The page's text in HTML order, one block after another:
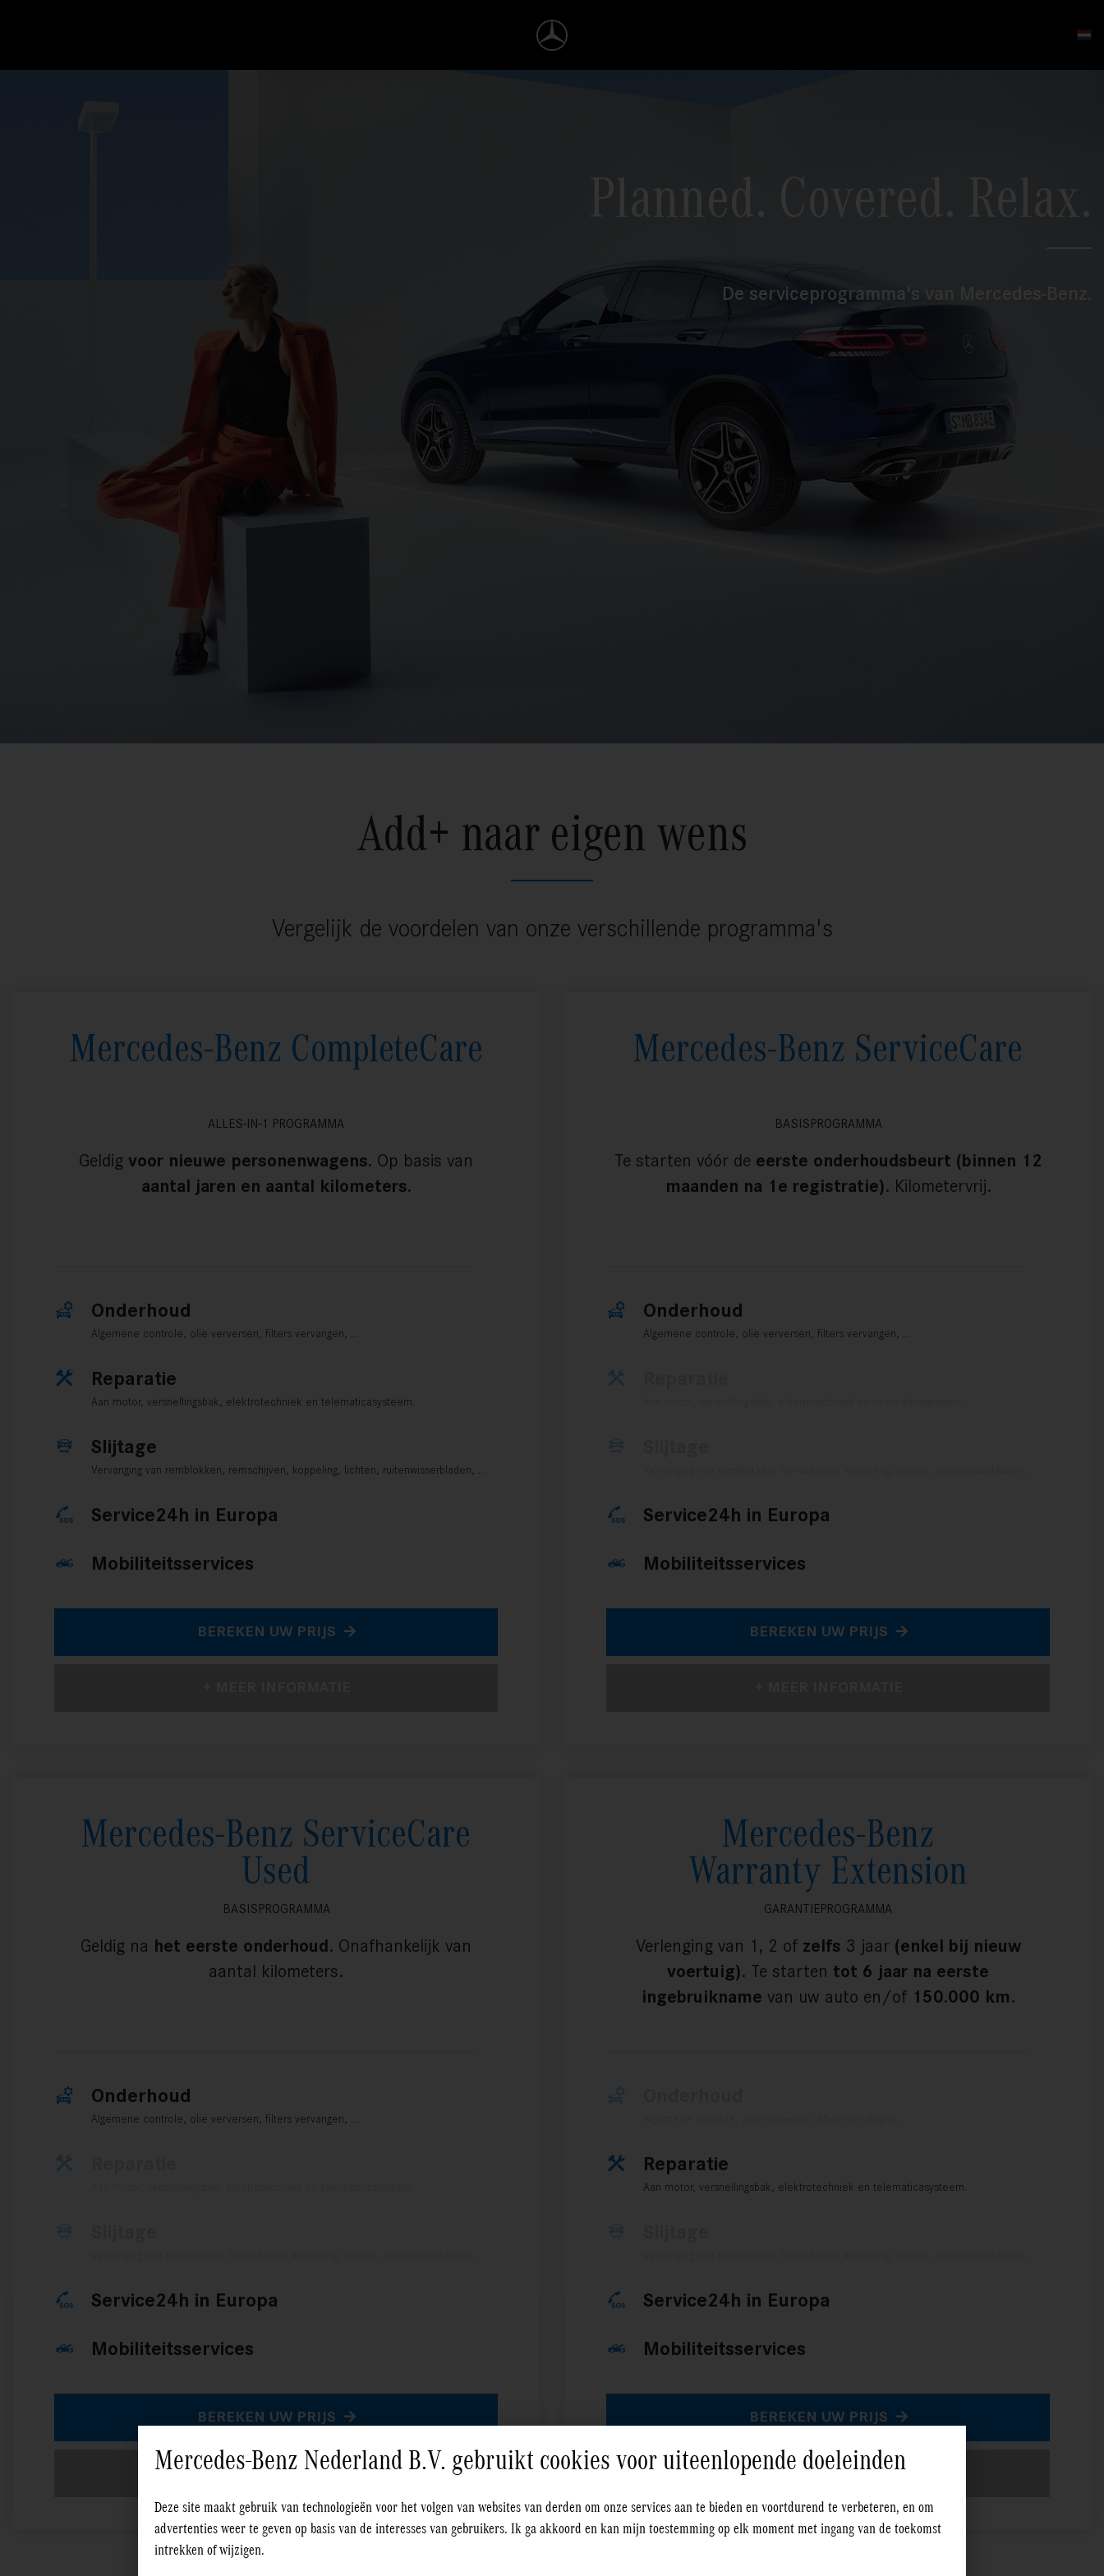
De serviceprogramma's van Mercedes-Benz.
Add+ naar eigen wens
Vergelijk de voordelen van onze verschillende programma's
Mercedes-Benz CompleteCare
ALLES-IN-1 PROGRAMMA
Geldig voor nieuwe personenwagens. Op basis van
aantal jaren en aantal kilometers.
Onderhoud
Algemene controle, olie verversen, filters vervangen, …
Reparatie
Aan motor, versnellingsbak, elektrotechniek en telematicasysteem.
Slijtage
Vervanging van remblokken, remschijven, koppeling, lichten, ruitenwisserbladen, …
Service24h in Europa
Mobiliteitsservices
BEREKEN UW PRIJS
Mercedes-Benz ServiceCare
BASISPROGRAMMA
Te starten vóór de eerste onderhoudsbeurt (binnen 12
maanden na 1e registratie). Kilometervrij.
Onderhoud
Algemene controle, olie verversen, filters vervangen, …
Service24h in Europa
Mobiliteitsservices
BEREKEN UW PRIJS
Mercedes-Benz ServiceCare
Used
BASISPROGRAMMA
Geldig na het eerste onderhoud. Onafhankelijk van
aantal kilometers.
Onderhoud
Algemene controle, olie verversen, filters vervangen, …
Service24h in Europa
Mobiliteitsservices
BEREKEN UW PRIJS
+ MEER INFORMATIE
Mercedes-Benz
Warranty Extension
GARANTIEPROGRAMMA
Verlenging van 1, 2 of zelfs 3 jaar (enkel bij nieuw
voertuig). Te starten tot 6 jaar na eerste
ingebruikname van uw auto en/of 150.000 km.
Reparatie
Aan motor, versnellingsbak, elektrotechniek en telematicasysteem.
Service24h in Europa
Mobiliteitsservices
BEREKEN UW PRIJS
+ MEER INFORMATIE
Mercedes-Benz Nederland B.V. gebruikt cookies voor uiteenlopende doeleinden
Deze site maakt gebruik van technologieën voor het volgen van websites van derden om onze services aan te bieden en voortdurend te verbeteren, en om
advertenties weer te geven op basis van de interesses van gebruikers. Ik ga akkoord en kan mijn toestemming op elk moment met ingang van de toekomst
intrekken of wijzigen.